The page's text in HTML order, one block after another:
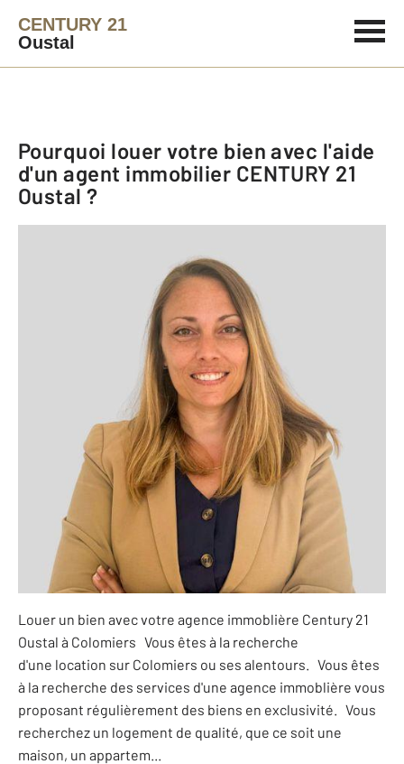
CENTURY 21
Oustal
Pourquoi louer votre bien avec l'aide
d'un agent immobilier CENTURY 21
Oustal ?
Louer un bien avec votre agence immoblière Century 21
Oustal à Colomiers Vous êtes à la recherche
d'une location sur Colomiers ou ses alentours. Vous êtes
à la recherche des services d'une agence immoblière vous
proposant régulièrement des biens en exclusivité. Vous
recherchez un logement de qualité, que ce soit une
maison, un appartem...